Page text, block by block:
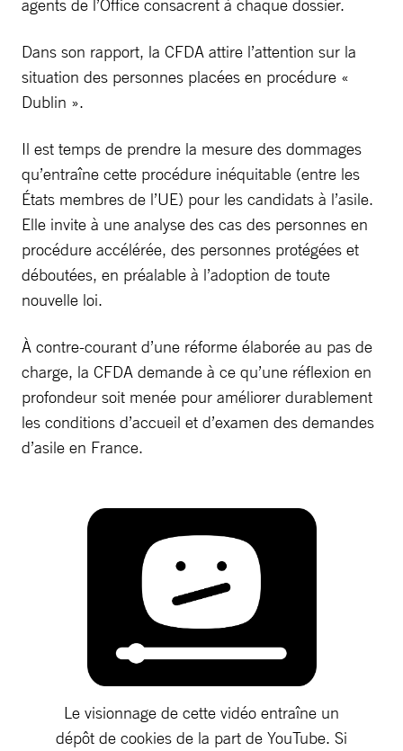
agents de l’Office consacrent à chaque dossier.
Dans son rapport, la CFDA attire l’attention sur la
situation des personnes placées en procédure «
Dublin ».
Il est temps de prendre la mesure des dommages
qu’entraîne cette procédure inéquitable (entre les
États membres de l’UE) pour les candidats à l’asile.
Elle invite à une analyse des cas des personnes en
procédure accélérée, des personnes protégées et
déboutées, en préalable à l’adoption de toute
nouvelle loi.
À contre-courant d’une réforme élaborée au pas de
charge, la CFDA demande à ce qu’une réflexion en
profondeur soit menée pour améliorer durablement
les conditions d’accueil et d’examen des demandes
d’asile en France.
Le visionnage de cette vidéo entraîne un
dépôt de cookies de la part de YouTube. Si